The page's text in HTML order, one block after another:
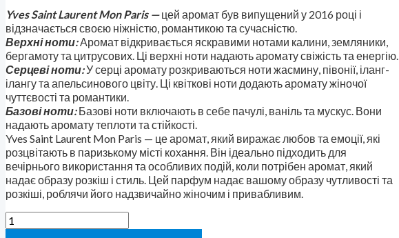
Yves Saint Laurent Mon Paris —цей аромат був випущений у 2016 році і
відзначається своєю ніжністю, романтикою та сучасністю.
Верхні ноти:Аромат відкривається яскравими нотами калини, земляники,
бергамоту та цитрусових. Ці верхні ноти надають аромату свіжість та енергію.
Серцеві ноти:У серці аромату розкриваються ноти жасмину, півонії, іланг-
ілангу та апельсинового цвіту. Ці квіткові ноти додають аромату жіночої
чуттєвості та романтики.
Базові ноти:Базові ноти включають в себе пачулі, ваніль та мускус. Вони
надають аромату теплоти та стійкості.
Yves Saint Laurent Mon Paris — це аромат, який виражає любов та емоції, які
розцвітають в паризькому місті кохання. Він ідеально підходить для
вечірнього використання та особливих подій, коли потрібен аромат, який
надає образу розкіш і стиль. Цей парфум надає вашому образу чутливості та
розкіші, роблячи його надзвичайно жіночим і привабливим.